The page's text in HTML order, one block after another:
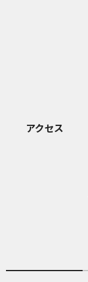
アクセス